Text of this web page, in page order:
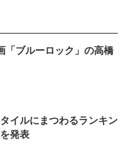
「ブルーロック」の高橋
イルにまつわるランキン
発表